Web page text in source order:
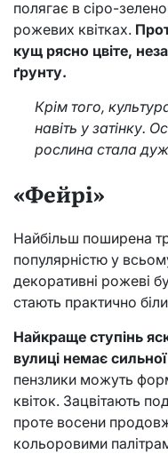
полягає в сіро-
рожевих квітках.
кущ рясно цвіте,
ґрунту.
Крім того,
навіть у затінку.
рослина стала
«Фейрі»
Найбільш поширена
популярністю у
декоративні рожеві
стають практично
Найкраще ступінь
вулиці немає
пензлики можуть
квіток. Зацвітають
проте восени
кольоровими